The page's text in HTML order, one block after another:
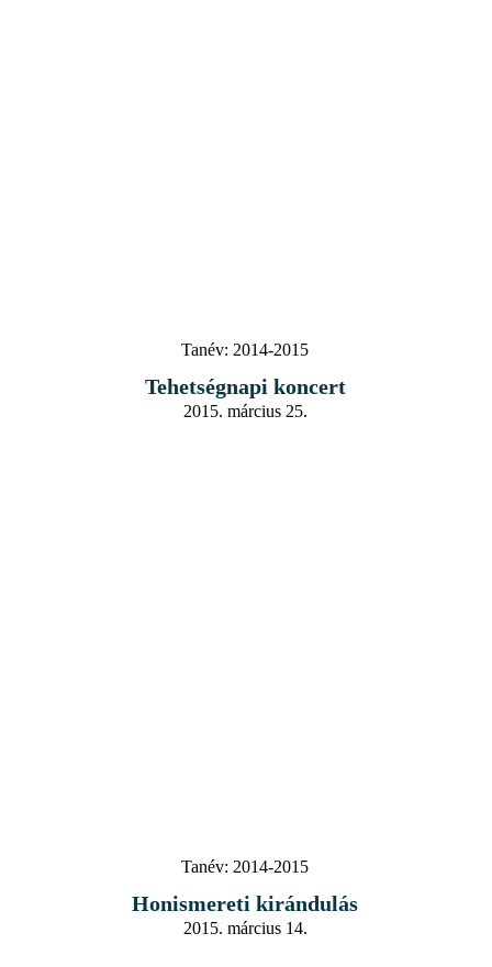
Tanév: 2014-2015
Tehetségnapi koncert
2015. március 25.
Tanév: 2014-2015
Honismereti kirándulás
2015. március 14.